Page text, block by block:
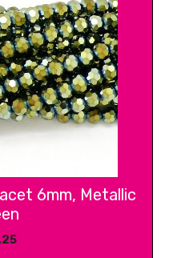
6mm, Metallic